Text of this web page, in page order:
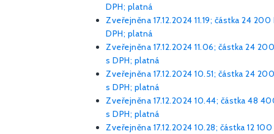
DPH; platná
Zveřejněna 17.12.2024 11.19; částka 24 200
DPH; platná
Zveřejněna 17.12.2024 11.06; částka 24
s DPH; platná
Zveřejněna 17.12.2024 10.51; částka 24
s DPH; platná
Zveřejněna 17.12.2024 10.44; částka 48
s DPH; platná
Zveřejněna 17.12.2024 10.28; částka 12 100